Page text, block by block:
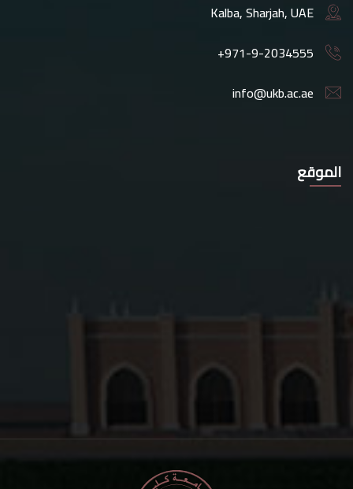
Kalba, Sharjah, UAE
+971-9-2034555
info@ukb.ac.ae
الموقع